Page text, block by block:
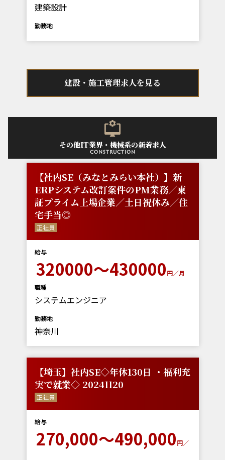
建築設計
勤務地
建設・施工管理求人を見る
その他IT業界・機械系の新着求人
construction
【社内SE（みなとみらい本社）】新
ERPシステム改訂案件のPM業務／東
証プライム上場企業／土日祝休み／住
宅手当◎
正社員
給与
320000～430000円／月
職種
システムエンジニア
勤務地
神奈川
【埼玉】社内SE◇年休130日 ・福利充
実で就業◇ 20241120
正社員
給与
270,000～490,000円／